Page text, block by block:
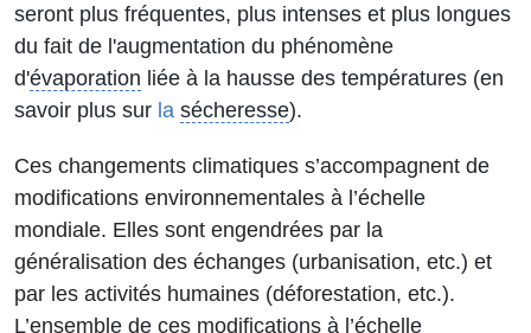
seront plus fréquentes, plus intenses et plus longues
du fait de l'augmentation du phénomène
d'évaporation liée à la hausse des températures (en
savoir plus sur la sécheresse).
Ces changements climatiques s’accompagnent de
modifications environnementales à l’échelle
mondiale. Elles sont engendrées par la
généralisation des échanges (urbanisation, etc.) et
par les activités humaines (déforestation, etc.).
L’ensemble de ces modifications à l’échelle